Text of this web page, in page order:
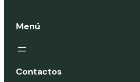
Menú
Contactos